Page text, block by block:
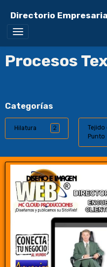
Directorio
Procesos
Categorías
Hilatura 2
Tejido
Punto